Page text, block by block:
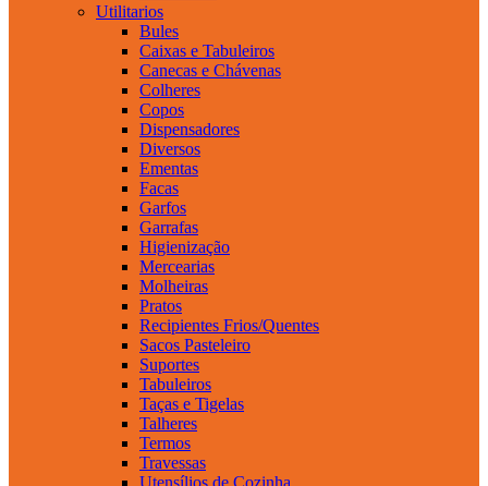
Utilitarios
Bules
Caixas e Tabuleiros
Canecas e Chávenas
Colheres
Copos
Dispensadores
Diversos
Ementas
Facas
Garfos
Garrafas
Higienização
Mercearias
Molheiras
Pratos
Recipientes Frios/Quentes
Sacos Pasteleiro
Suportes
Tabuleiros
Taças e Tigelas
Talheres
Termos
Travessas
Utensílios de Cozinha